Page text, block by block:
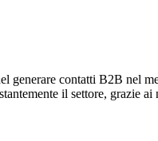
generare contatti B2B nel
il settore, grazie